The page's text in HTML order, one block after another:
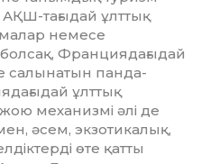
АҚШ-тағыдай ұлттық
немесе
Франциядағыдай
салынатын панда-
ұлттық
механизмі әлі де
әсем, экзотикалық,
өте қатты